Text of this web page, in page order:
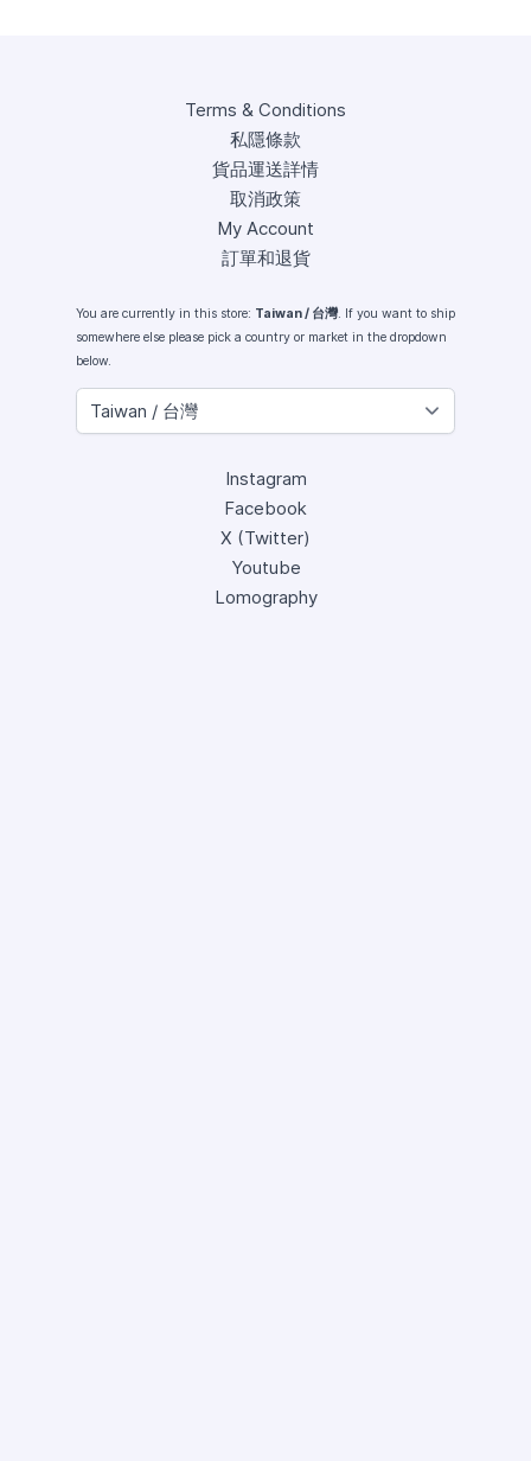
Terms & Conditions
私隱條款
貨品運送詳情
取消政策
My Account
訂單和退貨
You are currently in this store: Taiwan / 台灣. If you want to ship
somewhere else please pick a country or market in the dropdown
below.
Instagram
Facebook
X (Twitter)
Youtube
Lomography